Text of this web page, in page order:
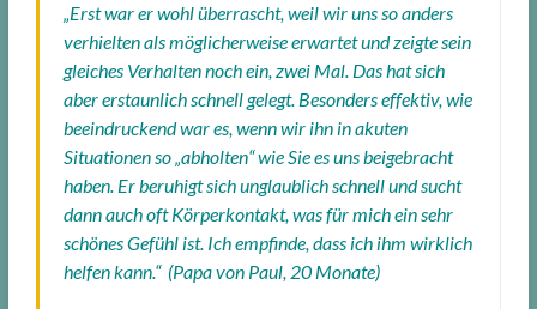
„Erst war er wohl überrascht, weil wir uns so anders
verhielten als möglicherweise erwartet und zeigte sein
gleiches Verhalten noch ein, zwei Mal. Das hat sich
aber erstaunlich schnell gelegt. Besonders effektiv, wie
beeindruckend war es, wenn wir ihn in akuten
Situationen so „abholten“ wie Sie es uns beigebracht
haben. Er beruhigt sich unglaublich schnell und sucht
dann auch oft Körperkontakt, was für mich ein sehr
schönes Gefühl ist. Ich empfinde, dass ich ihm wirklich
helfen kann.“ (Papa von Paul, 20 Monate)